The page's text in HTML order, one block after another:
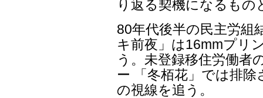
り返る契機になるもの
80年代後半の民主労組
キ前夜」は16mmプリ
う。未登録移住労働者
ー 「冬栢花」では排
の視線を追う。